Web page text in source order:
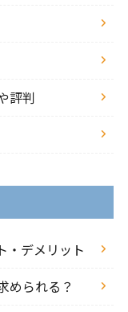
評判
・デメリット
められる？